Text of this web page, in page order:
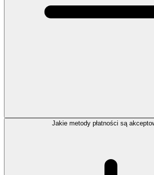
Jakie metody płatności są